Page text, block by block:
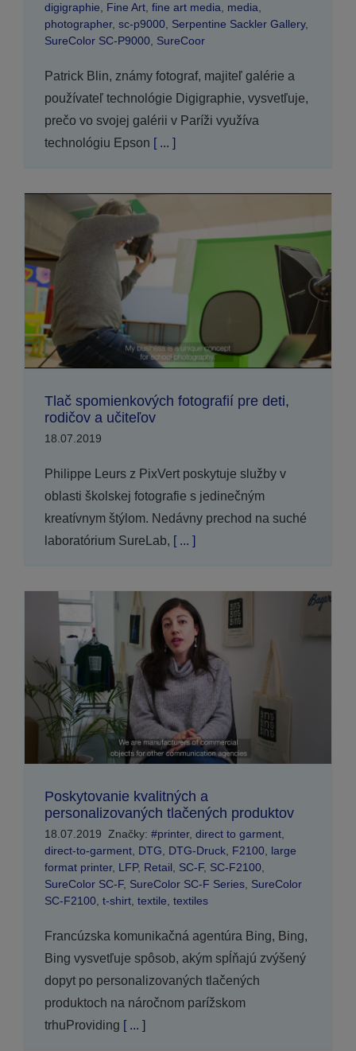
digigraphie
Fine Art, fine art media media
photographer, sc-p9000, Serpentine Sackler Gallery,
SureColor SC-P9000, SureCoor
Patrick Blin, známy fotograf, majiteľ galérie a
používateľ technológie Digigraphie, vysvetľuje,
prečo vo svojej galérii v Paríži využíva
technológiu Epson [ ... ]
Tlač spomienkových fotografií pre deti,
rodičov a učiteľov
18.07.2019
Philippe Leurs z PixVert poskytuje služby v
oblasti školskej fotografie s jedinečným
kreatívnym štýlom. Nedávny prechod na suché
laboratórium SureLab, [ ... ]
Poskytovanie kvalitných a
personalizovaných tlačených produktov
18.07.2019 Značky: #printer, direct to garment,
direct-to-garment, DTG DTG-Druck, F2100, large
format printer, LFP, Retail SC-F, SC-F2100,
SureColor SC-F, SureColor SC-F Series, SureColor
SC-F2100, t-shirt, textile textiles
Francúzska komunikačná agentúra Bing, Bing,
Bing vysvetľuje spôsob, akým spĺňajú zvýšený
dopyt po personalizovaných tlačených
produktoch na náročnom parížskom
trhuProviding [ ... ]